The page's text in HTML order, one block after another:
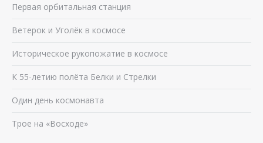
Первая орбитальная станция
Ветерок и Уголёк в космосе
Историческое рукопожатие в космосе
К 55-летию полёта Белки и Стрелки
Один день космонавта
Трое на «Восходе»